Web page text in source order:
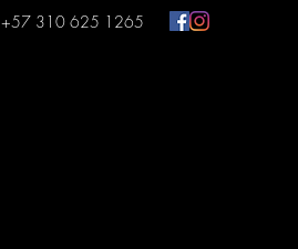
+57 310 625 1265